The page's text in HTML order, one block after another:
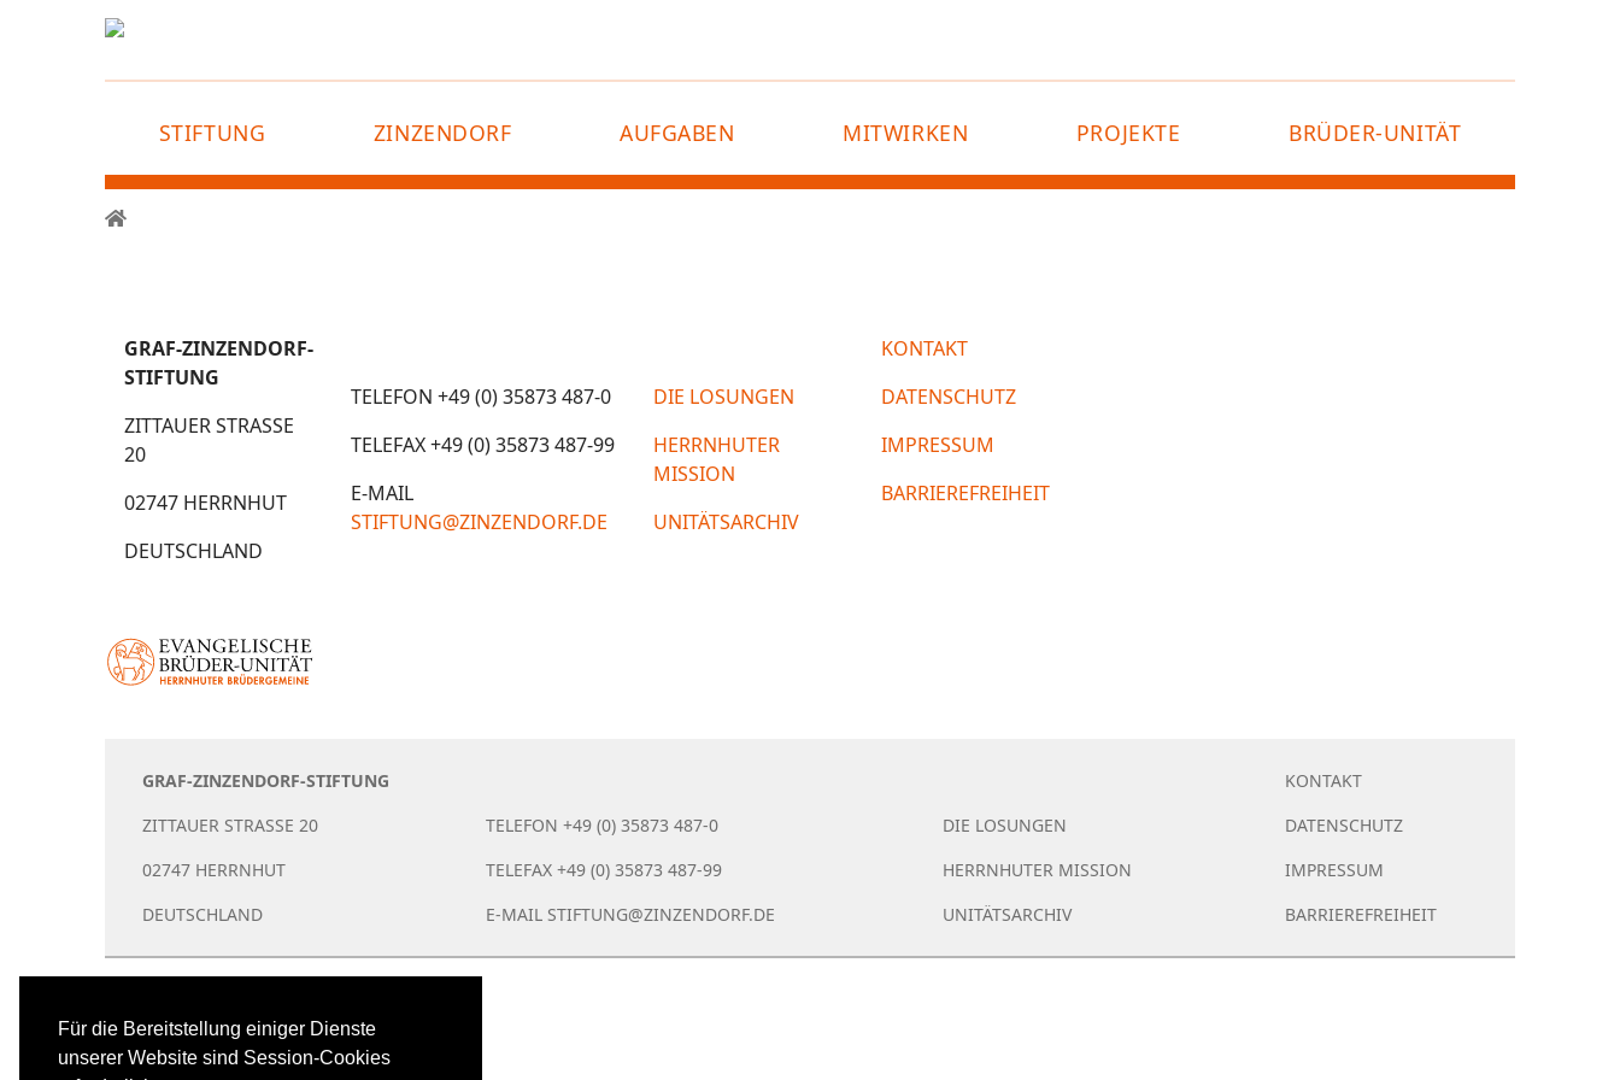
Für die Bereitstellung einiger Dienste
unserer Website sind Session-Cookies
STIFTUNG ZINZENDORF AUFGABEN MITWIRKEN PROJEKTE BRÜDER-UNITÄT
GRAF-ZINZENDORF-
STIFTUNG
ZITTAUER STRASSE 2
0
02747 HERRNHUT
DEUTSCHLAND
TELEFON +49 (0) 35873 487-0
TELEFAX +49 (0) 35873 487-99
E-MAIL
STIFTUNG@ZINZENDORF.DE
DIE LOSUNGEN
HERRNHUTER
MISSION
UNITÄTSARCHIV
KONTAKT
DATENSCHUTZ
IMPRESSUM
BARRIEREFREIHEIT
GRAF-ZINZENDORF-STIFTUNG
ZITTAUER STRASSE 20
02747 HERRNHUT
DEUTSCHLAND
TELEFON +49 (0) 35873 487-0
TELEFAX +49 (0) 35873 487-99
E-MAIL STIFTUNG@ZINZENDORF.DE
DIE LOSUNGEN
HERRNHUTER MISSION
UNITÄTSARCHIV
KONTAKT
DATENSCHUTZ
IMPRESSUM
BARRIEREFREIHEIT